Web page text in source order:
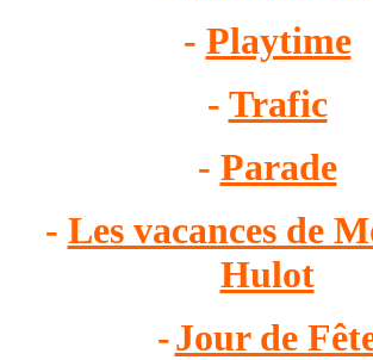
- Playtime
- Trafic
- Parade
- Les vacances de
Hulot
-Jour de